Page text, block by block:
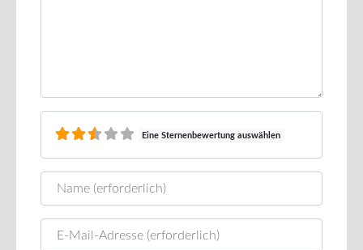
Eine Sternenbewertung auswählen
Name
E-Mail